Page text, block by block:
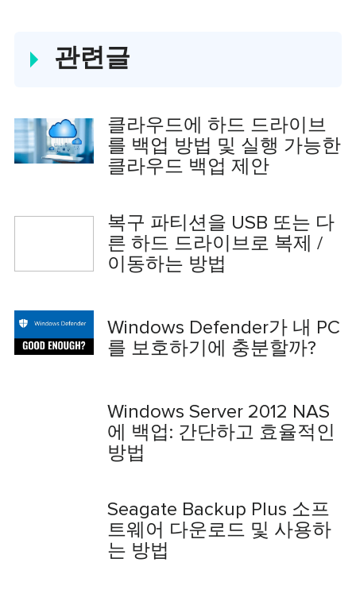
다.…
관련글
클라우드에 하드 드라이브
를 백업 방법 및 실행 가능한
클라우드 백업 제안
복구 파티션을 USB 또는 다
른 하드 드라이브로 복제 /
이동하는 방법
Windows Defender가 내 PC
를 보호하기에 충분할까?
Windows Server 2012 NAS
에 백업: 간단하고 효율적인
방법
Seagate Backup Plus 소프
트웨어 다운로드 및 사용하
는 방법